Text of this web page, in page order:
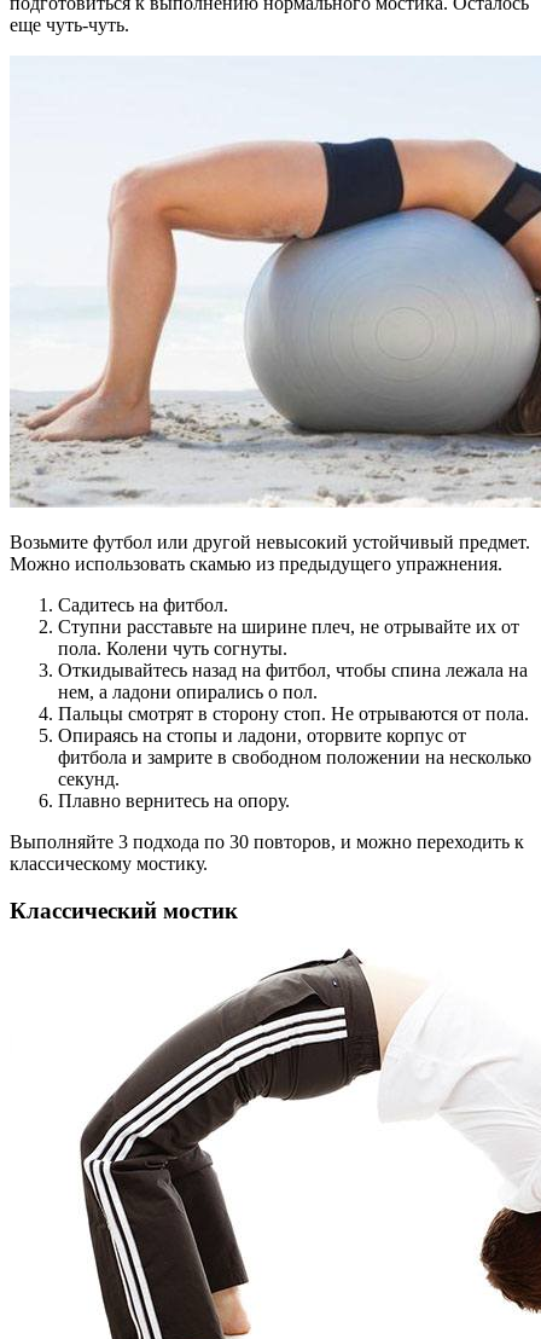
еще чуть-чуть.
Возьмите футбол или другой невысокий устойчивый предмет.
Можно использовать скамью из предыдущего упражнения.
Садитесь на фитбол.
Ступни расставьте на ширине плеч, не отрывайте их от
пола. Колени чуть согнуты.
Откидывайтесь назад на фитбол, чтобы спина лежала на
нем, а ладони опирались о пол.
Пальцы смотрят в сторону стоп. Не отрываются от пола.
Опираясь на стопы и ладони, оторвите корпус от
фитбола и замрите в свободном положении на несколько
секунд.
Плавно вернитесь на опору.
Выполняйте 3 подхода по 30 повторов, и можно переходить к
классическому мостику.
Классический мостик